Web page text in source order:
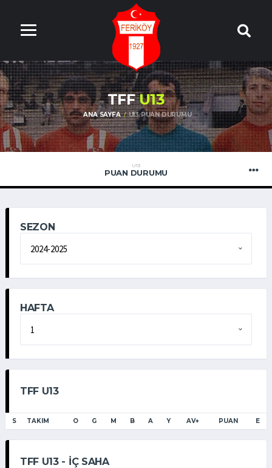
TFFU13
ANA SAYFA U13PUAN DURUMU
U13
PUAN DURUMU
SEZON
HAFTA
TFF U13
S TAKIM O G M B A Y AV+ PUAN E
TFF U13- İÇ SAHA